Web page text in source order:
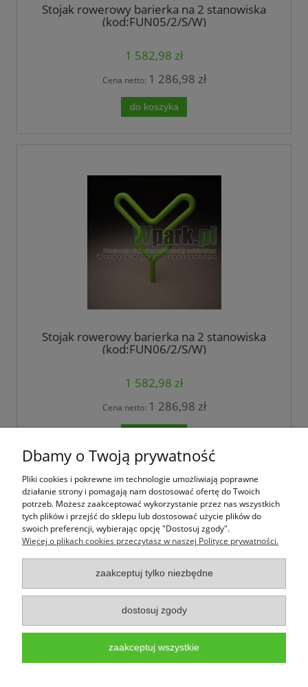
Stojak rowerowy barierka na 2 stanowiska
(kod:FUN05/2/S/W)
1 582,98 zł
Cena netto: 1 286,98 zł
do koszyka
Stojak rowerowy barierka na 2 stanowiska
(kod:FUN06/2/S/W)
1 582,98 zł
Cena netto: 1 286,98 zł
Jak kupować
Pomoc
Informacje
Wpark.pl to marka należąca do firmy PALEPA design,
353,www.wpark.pl,e-mail:sklep@wpark.pl
Polityce prywatności - pliki cookies
Dbamy o Twoją prywatność
Pliki cookies i pokrewne im technologie umożliwiają poprawne
działanie strony i pomagają nam dostosować ofertę do Twoich
potrzeb. Możesz zaakceptować wykorzystanie przez nas wszystkich
tych plików i przejść do sklepu lub dostosować użycie plików do
swoich preferencji, wybierając opcję "Dostosuj zgody".
Więcej o plikach cookies przeczytasz w naszej Polityce prywatności.
zaakceptuj tylko niezbędne
dostosuj zgody
zaakceptuj wszystkie